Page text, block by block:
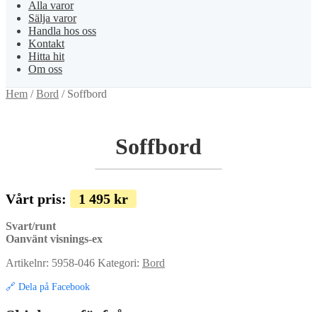
Alla varor
Sälja varor
Handla hos oss
Kontakt
Hitta hit
Om oss
Hem /Bord / Soffbord
Soffbord
Vårt pris: 1 495 kr
Svart/runt
Oanvänt visnings-ex
Artikelnr: 5958-046 Kategori: Bord
🔗 Dela på Facebook